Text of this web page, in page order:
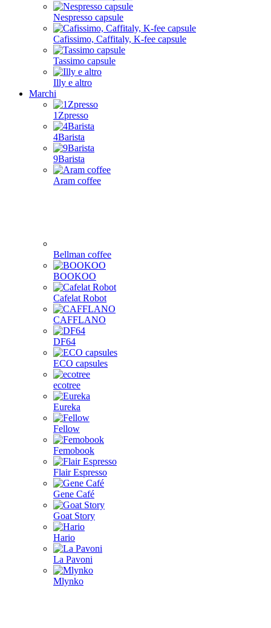
Torrefattori di caffè
Bollitore
Tazze termiche e bottiglie termiche
Piatti ecologici Ecotree
Thermos da caffè
Contenitori per caffè
Set e accessori per il matcha
Montalatte
Subminimal
Dolce Gusto capsule
Nespresso capsule
Cafissimo, Caffitaly, K-fee capsule
Tassimo capsule
Illy e altro
Marchi
1Zpresso
4Barista
9Barista
Aram coffee
Bellman coffee
BOOKOO